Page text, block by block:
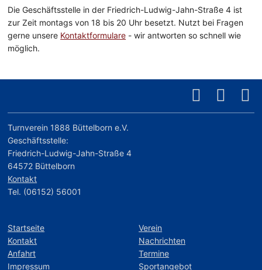
Die Geschäftsstelle in der Friedrich-Ludwig-Jahn-Straße 4 ist
zur Zeit montags von 18 bis 20 Uhr besetzt. Nutzt bei Fragen
gerne unsere Kontaktformulare - wir antworten so schnell wie
möglich.
Turnverein 1888 Büttelborn e.V.
Geschäftsstelle:
Friedrich-Ludwig-Jahn-Straße 4
64572 Büttelborn
Kontakt
Tel. (06152) 56001
Startseite
Kontakt
Anfahrt
Impressum
Verein
Nachrichten
Termine
Sportangebot